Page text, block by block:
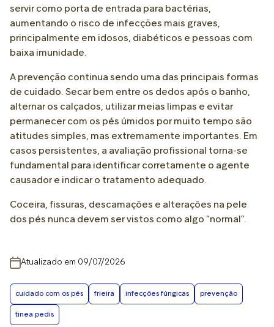
servir como porta de entrada para bactérias,
aumentando o risco de infecções mais graves,
principalmente em idosos, diabéticos e pessoas com
baixa imunidade.
A prevenção continua sendo uma das principais formas
de cuidado. Secar bem entre os dedos após o banho,
alternar os calçados, utilizar meias limpas e evitar
permanecer com os pés úmidos por muito tempo são
atitudes simples, mas extremamente importantes. Em
casos persistentes, a avaliação profissional torna-se
fundamental para identificar corretamente o agente
causador e indicar o tratamento adequado.
Coceira, fissuras, descamações e alterações na pele
dos pés nunca devem ser vistos como algo “normal”.
Atualizado em 09/07/2026
cuidado com os pés frieira infecções fúngicas prevenção
tinea pedis